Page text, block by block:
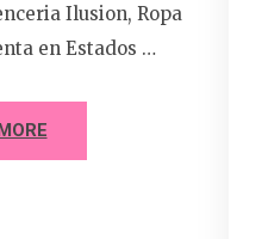
Ilusion, Ropa
en Estados …